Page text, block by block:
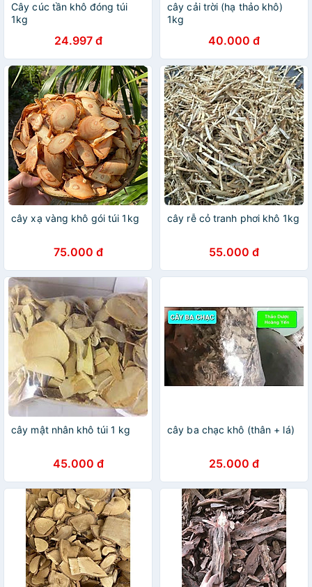
Cây cúc tần khô đóng túi
1kg
24.997 đ
cây cải trời (hạ thảo khô)
1kg
40.000 đ
cây xạ vàng khô gói túi 1kg
75.000 đ
cây rễ cỏ tranh phơi khô 1kg
55.000 đ
cây mật nhân khô túi 1 kg
45.000 đ
cây ba chạc khô (thân + lá)
25.000 đ